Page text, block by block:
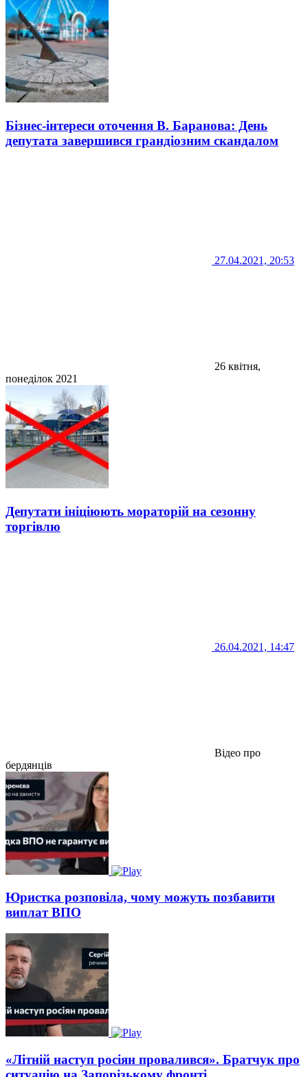
Бізнес-інтереси оточення В. Баранова: День
депутата завершився грандіозним скандалом
27.04.2021, 20:53
26 квітня,
понеділок 2021
Депутати ініціюють мораторій на сезонну
торгівлю
26.04.2021, 14:47
Відео про
бердянців
Юристка розповіла, чому можуть позбавити
виплат ВПО
«Літній наступ росіян провалився». Братчук про